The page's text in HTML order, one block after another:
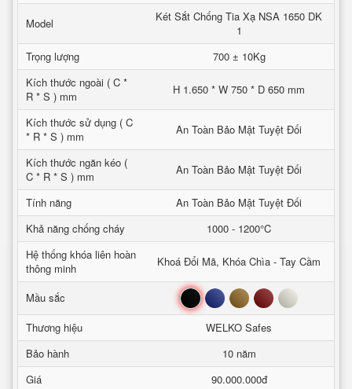
Model
Két Sắt Chống Tia Xạ NSA 1650 DK
1
Trọng lượng
700 ± 10Kg
Kích thước ngoài ( C *
R * S ) mm
H 1.650 * W 750 * D 650 mm
Kích thước sử dụng ( C
* R * S ) mm
An Toàn Bảo Mật Tuyệt Đối
Kích thước ngăn kéo (
C * R * S ) mm
An Toàn Bảo Mật Tuyệt Đối
Tính năng
An Toàn Bảo Mật Tuyệt Đối
Khả năng chống cháy
1000 - 1200°C
Hệ thống khóa liên hoàn
thông minh
Khoá Đổi Mã, Khóa Chìa - Tay Cầm
Mầu sắc Đen Xanh Nâu Đỏ Trắng
Thương hiệu
WELKO Safes
Bảo hành
10 năm
Giá
90.000.000đ